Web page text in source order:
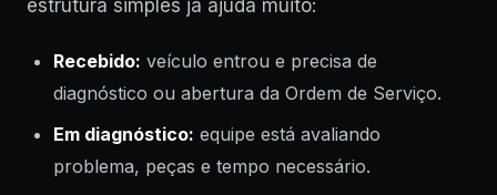
estrutura simples já ajuda muito:
Recebido: veículo entrou e precisa de
diagnóstico ou abertura da Ordem de Serviço.
Em diagnóstico: equipe está avaliando
problema, peças e tempo necessário.